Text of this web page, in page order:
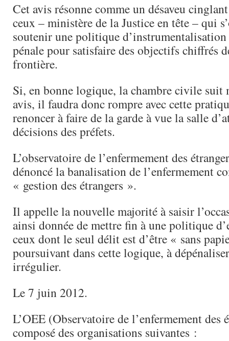
Cet avis résonne comme un désaveu
ceux – ministère de la Justice en tête – qui
soutenir une politique
pénale pour satisfaire des objectifs chiffrés
frontière.
Si, en bonne logique, la chambre civile suit
avis, il faudra donc rompre avec cette
renoncer à faire de la garde à vue la salle
décisions des préfets.
L’observatoire de l’enfermement des
dénoncé la banalisation de l’enfermement
« gestion des étrangers ».
Il appelle la nouvelle majorité à saisir
ainsi donnée de mettre fin à une politique
ceux dont le seul délit est d’être « sans
poursuivant dans cette logique, à
irrégulier.
Le 7 juin 2012.
L’OEE (Observatoire de l’enfermement des
composé des organisations suivantes :